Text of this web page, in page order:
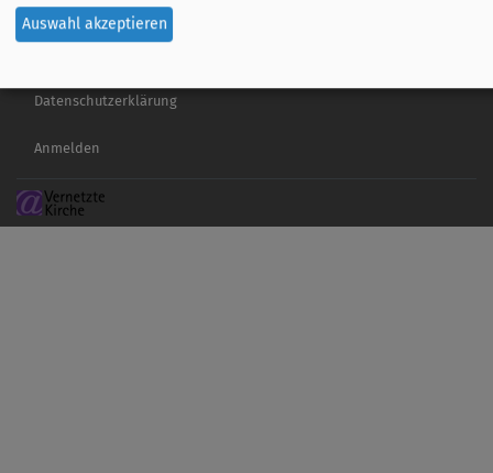
Fotogalerie
Kontakte
Datenschutzerklärung
Benutzermenü
Anmelden
Auswahl akzeptieren